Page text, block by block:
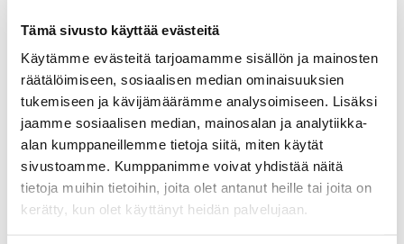
Tämä sivusto käyttää evästeitä
Käytämme evästeitä tarjoamamme sisällön ja mainosten
räätälöimiseen, sosiaalisen median ominaisuuksien
tukemiseen ja kävijämäärämme analysoimiseen. Lisäksi
jaamme sosiaalisen median, mainosalan ja analytiikka-
alan kumppaneillemme tietoja siitä, miten käytät
sivustoamme. Kumppanimme voivat yhdistää näitä
tietoja muihin tietoihin, joita olet antanut heille tai joita on
kerätty, kun olet käyttänyt heidän palvelujaan.
Kilpailumaksut:
12€ Pelioikeus tai lisäpelioikeus Tawastille
29 € Pelioikeus AGK
44€ Ei pelioikeutta kummalekaan kentälle.
Pisteet osakilpailuista:
10 parasta naista, 30 parasta miestä. Loppupisteisiin
vaaditaan 3 tulosta